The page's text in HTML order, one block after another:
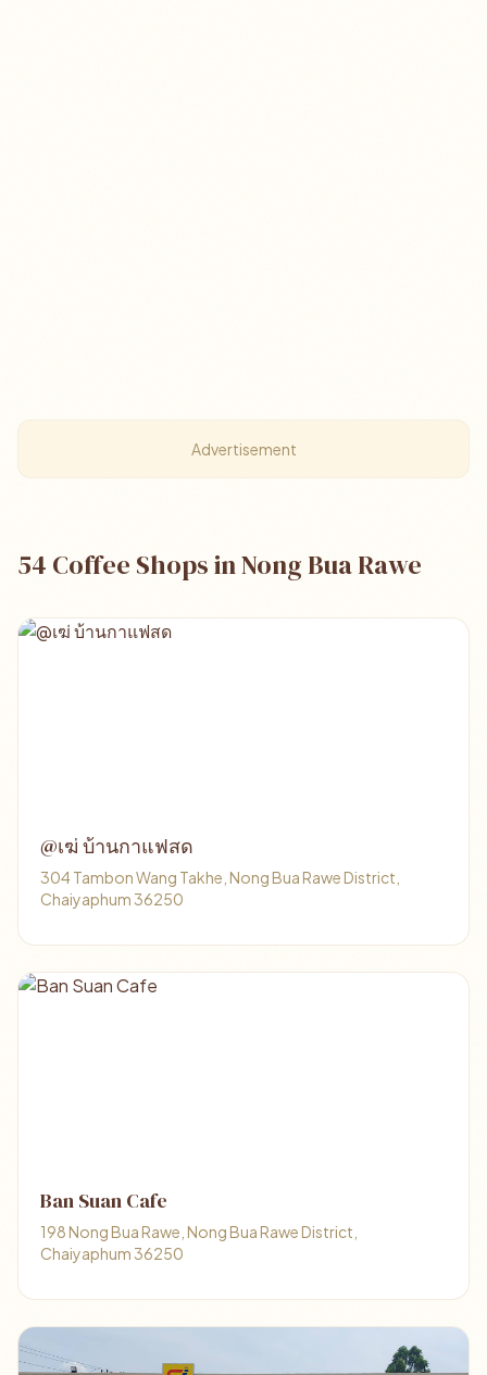
Advertisement
54 Coffee Shops in Nong Bua Rawe
@เฆ่ บ้านกาแฟสด
304 Tambon Wang Takhe, Nong Bua Rawe District,
Chaiyaphum 36250
Ban Suan Cafe
198 Nong Bua Rawe, Nong Bua Rawe District,
Chaiyaphum 36250